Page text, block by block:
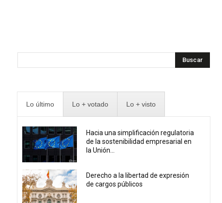
Buscar
Lo último Lo + votado Lo + visto
Hacia una simplificación regulatoria
de la sostenibilidad empresarial en
la Unión...
Derecho a la libertad de expresión
de cargos públicos